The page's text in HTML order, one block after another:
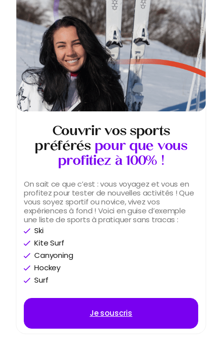
Couvrir vos sports
préférés pour que vous
profitiez à 100% !
On sait ce que c’est : vous voyagez et vous en
profitez pour tester de nouvelles activités ! Que
vous soyez sportif ou novice, vivez vos
expériences à fond ! Voici en guise d’exemple
une liste de sports à pratiquer sans tracas :
Ski
Kite Surf
Canyoning
Hockey
Surf
Je souscris